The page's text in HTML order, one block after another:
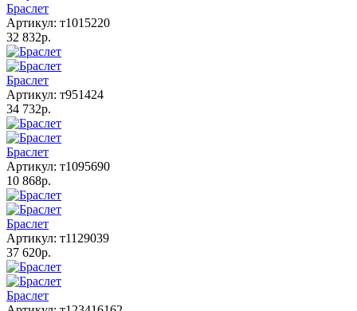
Браслет
Артикул: т1015220
32 832р.
Браслет
Артикул: т951424
34 732р.
Браслет
Артикул: т1095690
10 868р.
Браслет
Артикул: т1129039
37 620р.
Браслет